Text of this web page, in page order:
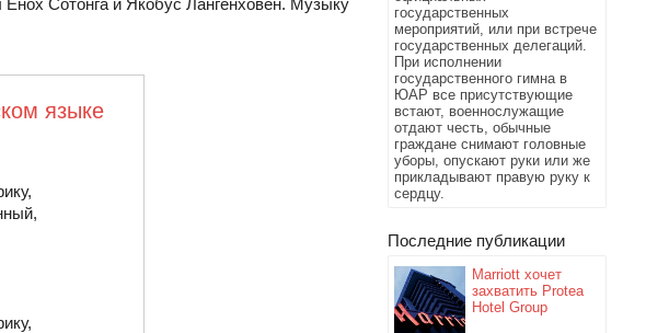
государственных
мероприятий, или при встрече
государственных делегаций.
При исполнении
государственного гимна в
ЮАР все присутствующие
встают, военнослужащие
отдают честь, обычные
граждане снимают головные
уборы, опускают руки или же
прикладывают правую руку к
сердцу.
Последние публикации
Marriott хочет
захватить Protea
Hotel Group
Сотонга и Якобус Лангенховен. Музыку
языке